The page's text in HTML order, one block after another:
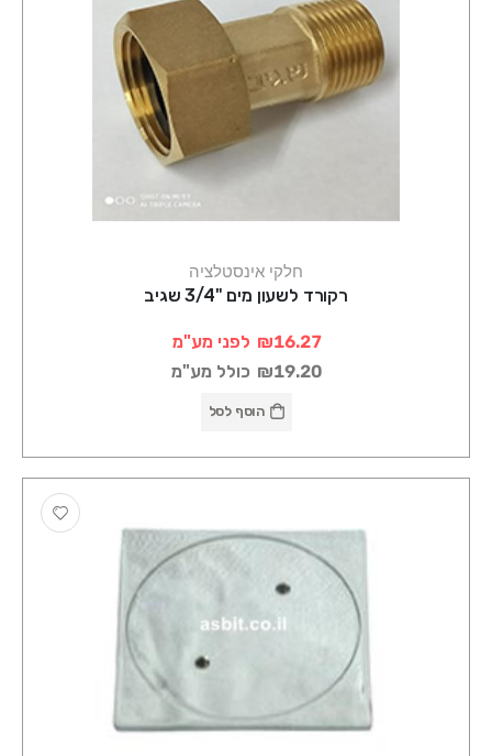
חלקי אינסטלציה
רקורד לשעון מים "3/4 שגיב
₪16.27 לפני מע"מ
₪19.20 כולל מע"מ
הוסף לסל